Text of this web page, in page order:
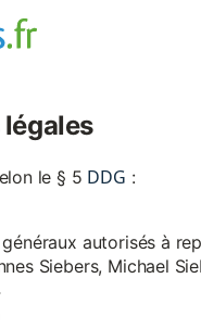
le § 5 DDG :
autorisés à
Siebers, Michael